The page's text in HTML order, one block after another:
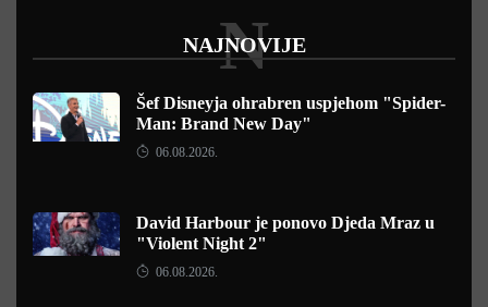
NAJNOVIJE
N
Šef Disneyja ohrabren uspjehom "Spider-
Man: Brand New Day"
06.08.2026.
David Harbour je ponovo Djeda Mraz u
"Violent Night 2"
06.08.2026.